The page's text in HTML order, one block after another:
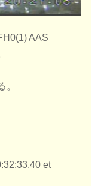
AAS
。
et